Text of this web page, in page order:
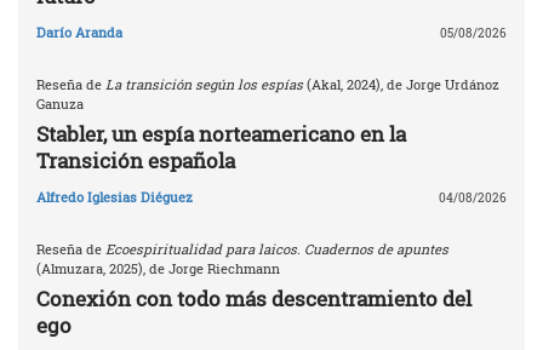
Darío Aranda 05/08/2026
Reseña de La transición según los espías (Akal, 2024), de Jorge Urdánoz
Ganuza
Stabler, un espía norteamericano en la
Transición española
Alfredo Iglesias Diéguez 04/08/2026
Reseña de Ecoespiritualidad para laicos. Cuadernos de apuntes
(Almuzara, 2025), de Jorge Riechmann
Conexión con todo más descentramiento del
ego